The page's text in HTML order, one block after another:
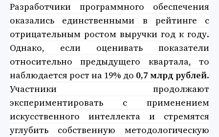
Разработчики программного обеспечения
оказались единственными в рейтинге с
отрицательным ростом выручки год к году.
Однако, если оценивать показатели
относительно предыдущего квартала, то
наблюдается рост на 19% до 0,7 млрд рублей.
Участники продолжают
экспериментировать с применением
искусственного интеллекта и стремятся
углубить собственную методологическую